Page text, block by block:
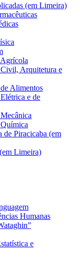
(em Limeira)
Arquitetura e
Alimentos
e de
de Piracicaba (em
Limeira)
Humanas
e